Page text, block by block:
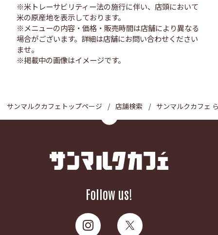
※米トレーサビリティー法の施行に伴い、店頭において
米の原産地を表示しております。
※メニューの内容・価格・販売時間は店舗により異なる
場合がございます。詳細は店舗にお問い合わせください
ませ。
※掲載中の画像はイメージです。
サンマルクカフェトップページ 店舗検索 サンマルクカフェ
Follow us!